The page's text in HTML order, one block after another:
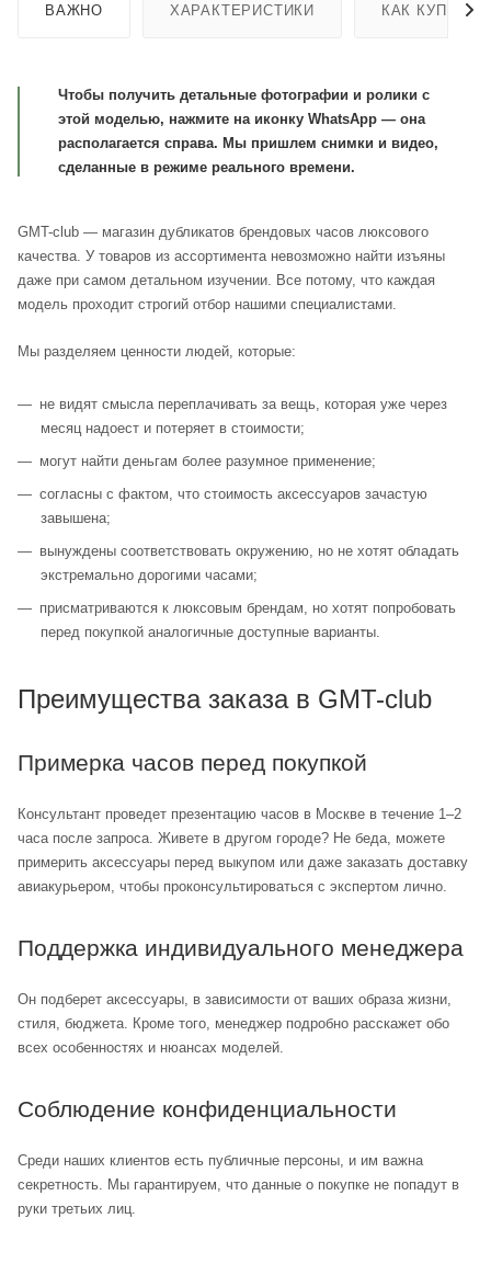
ВАЖНО ХАРАКТЕРИСТИКИ КАК КУПИТЬ
Чтобы получить детальные фотографии и ролики с
этой моделью, нажмите на иконку WhatsApp — она
располагается справа. Мы пришлем снимки и видео,
сделанные в режиме реального времени.
GMT-club — магазин дубликатов брендовых часов люксового
качества. У товаров из ассортимента невозможно найти изъяны
даже при самом детальном изучении. Все потому, что каждая
модель проходит строгий отбор нашими специалистами.
Мы разделяем ценности людей, которые:
не видят смысла переплачивать за вещь, которая уже через
месяц надоест и потеряет в стоимости;
могут найти деньгам более разумное применение;
согласны с фактом, что стоимость аксессуаров зачастую
завышена;
вынуждены соответствовать окружению, но не хотят обладать
экстремально дорогими часами;
присматриваются к люксовым брендам, но хотят попробовать
перед покупкой аналогичные доступные варианты.
Преимущества заказа в GMT-club
Примерка часов перед покупкой
Консультант проведет презентацию часов в Москве в течение 1–2
часа после запроса. Живете в другом городе? Не беда, можете
примерить аксессуары перед выкупом или даже заказать доставку
авиакурьером, чтобы проконсультироваться с экспертом лично.
Поддержка индивидуального менеджера
Он подберет аксессуары, в зависимости от ваших образа жизни,
стиля, бюджета. Кроме того, менеджер подробно расскажет обо
всех особенностях и нюансах моделей.
Соблюдение конфиденциальности
Среди наших клиентов есть публичные персоны, и им важна
секретность. Мы гарантируем, что данные о покупке не попадут в
руки третьих лиц.